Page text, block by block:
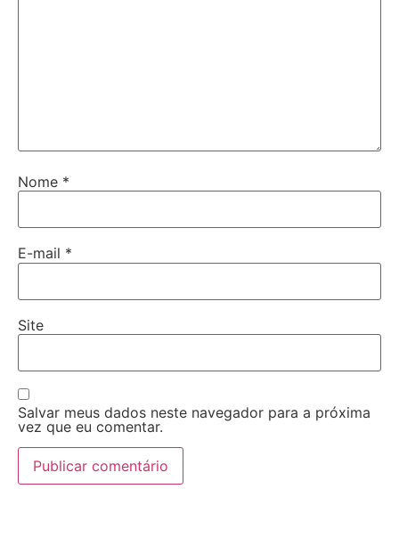
Nome *
E-mail *
Site
Salvar meus dados neste navegador para a próxima
vez que eu comentar.